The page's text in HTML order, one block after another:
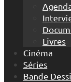
Livres
Cinéma
Séries
Bande